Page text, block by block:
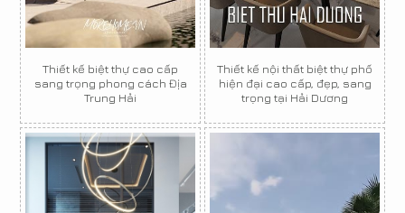
Thiết kế biệt thự cao cấp
sang trọng phong cách Địa
Trung Hải
Thiết kế nội thất biệt thự phố
hiện đại cao cấp, đẹp, sang
trọng tại Hải Dương